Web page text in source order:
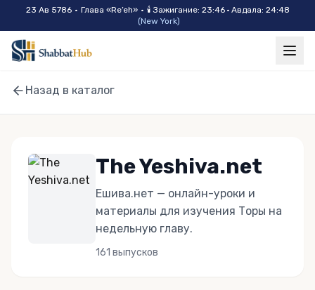
Skip to main content
23 Ав 5786 • Глава «Re’eh» • 🕯 Зажигание: 23:46 · Авдала: 24:48
(New York)
Назад в каталог
The Yeshiva.net
Ешива.нет — онлайн-уроки и
материалы для изучения Торы на
недельную главу.
161 выпусков